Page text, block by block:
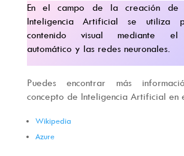
En el campo de la creación de
Inteligencia Artificial se utiliza
contenido visual mediante el
automático y las redes neuronales.
Puedes encontrar más
concepto de Inteligencia Artificial en
Wikipedia
Azure